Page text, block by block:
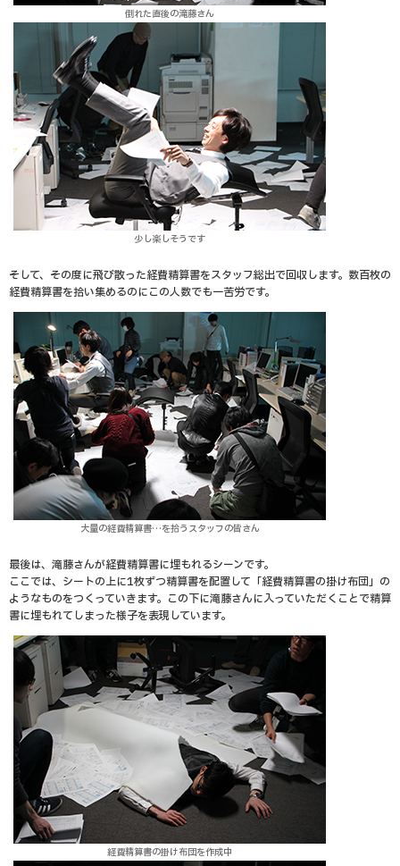
倒れた直後の滝藤さん
少し楽しそうです
そして、その度に飛び散った経費精算書をスタッフ総出で回収します。数百枚の
経費精算書を拾い集めるのにこの人数でも一苦労です。
大量の経費精算書…を拾うスタッフの皆さん
最後は、滝藤さんが経費精算書に埋もれるシーンです。
ここでは、シートの上に1枚ずつ精算書を配置して「経費精算書の掛け布団」の
ようなものをつくっていきます。この下に滝藤さんに入っていただくことで精算
書に埋もれてしまった様子を表現しています。
経費精算書の掛け布団を作成中